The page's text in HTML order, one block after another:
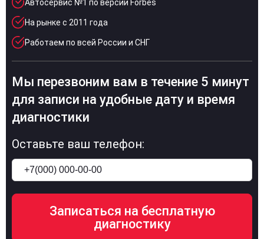
Автосервис №1 по версии Forbes
На рынке с 2011 года
Работаем по всей России и СНГ
Мы перезвоним вам в течение 5 минут
для записи на удобные дату и время
диагностики
Оставьте ваш телефон: